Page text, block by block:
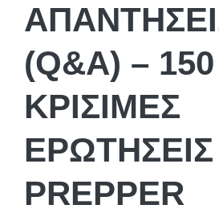
(Q&A) – 150
ΚΡΊΣΙΜΕΣ
ΕΡΩΤΉΣΕΙΣ
PREPPER